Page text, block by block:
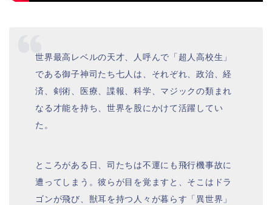
世界最高レベルの天才、人呼んで「超人高校生」
である御子神司たち七人は、それぞれ、政治、経
済、剣術、医療、諜報、科学、マジックの類まれ
なる才能を持ち、世界を股にかけて活躍してい
た。
ところがある日、司たちは不運にも飛行機事故に
遭ってしまう。彼らが目を覚ますと、そこはドラ
ゴンが飛び、獣耳を持つ人々が暮らす「異世界」